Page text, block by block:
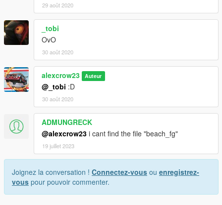
29 août 2020
_tobi
OvO
30 août 2020
alexcrow23 Auteur
@_tobi :D
30 août 2020
ADMUNGRECK
@alexcrow23 i cant find the file "beach_fg"
19 juillet 2023
Joignez la conversation ! Connectez-vous ou enregistrez-
vous pour pouvoir commenter.